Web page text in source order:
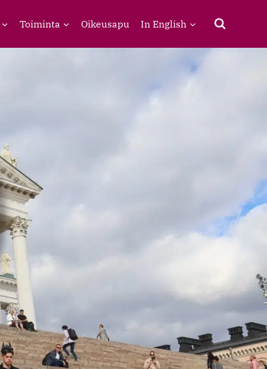
Toiminta Oikeusapu In English